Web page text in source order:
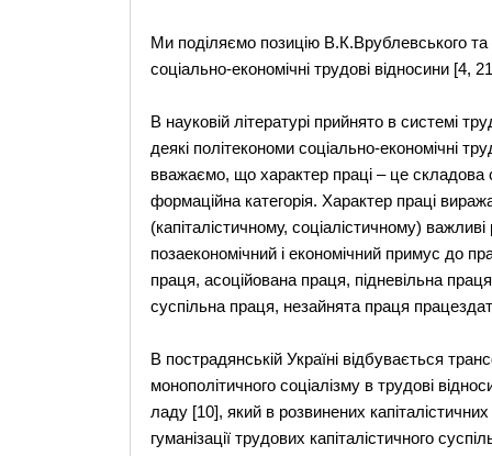
Ми поділяємо позицію В.К.Врублевського та
соціально-економічні трудові відносини [4,
В науковій літературі прийнято в системі
деякі політекономи соціально-економічні
вважаємо, що характер праці – це складова
формаційна категорія. Характер праці
(капіталістичному, соціалістичному)
позаекономічний і економічний примус до
праця, асоційована праця, підневільна
суспільна праця, незайнята праця
В пострадянській Україні відбувається
монополітичного соціалізму в трудові
ладу [10], який в розвинених
гуманізації трудових капіталістичного